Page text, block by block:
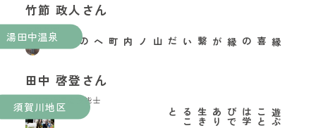
竹節 政人さん
果樹農家
湯田中温泉
縁喜の縁が繋いだ山ノ内町への移住
田中 啓登さん
玉村本店酒造技能士
須賀川地区
遊
ぶ
こ
と
は
学
び
で
あ
り
生
き
る
こ
と